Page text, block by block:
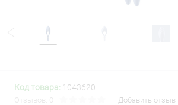
Код товара: 1043620
Добавить отзыв